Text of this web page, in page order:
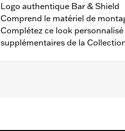
Logo authentique Bar & Shield
Comprend le matériel de
Complétez ce look
supplémentaires de la